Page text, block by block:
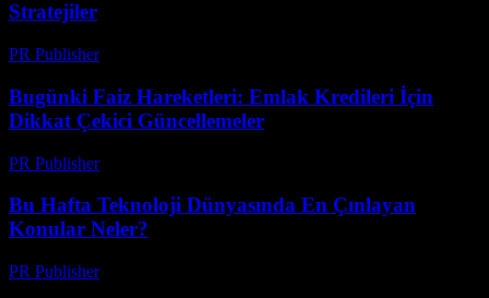
Stratejiler
PR Publisher-
Bugünki Faiz Hareketleri: Emlak Kredileri İçin
Dikkat Çekici Güncellemeler
PR Publisher-
Bu Hafta Teknoloji Dünyasında En Çınlayan
Konular Neler?
PR Publisher-